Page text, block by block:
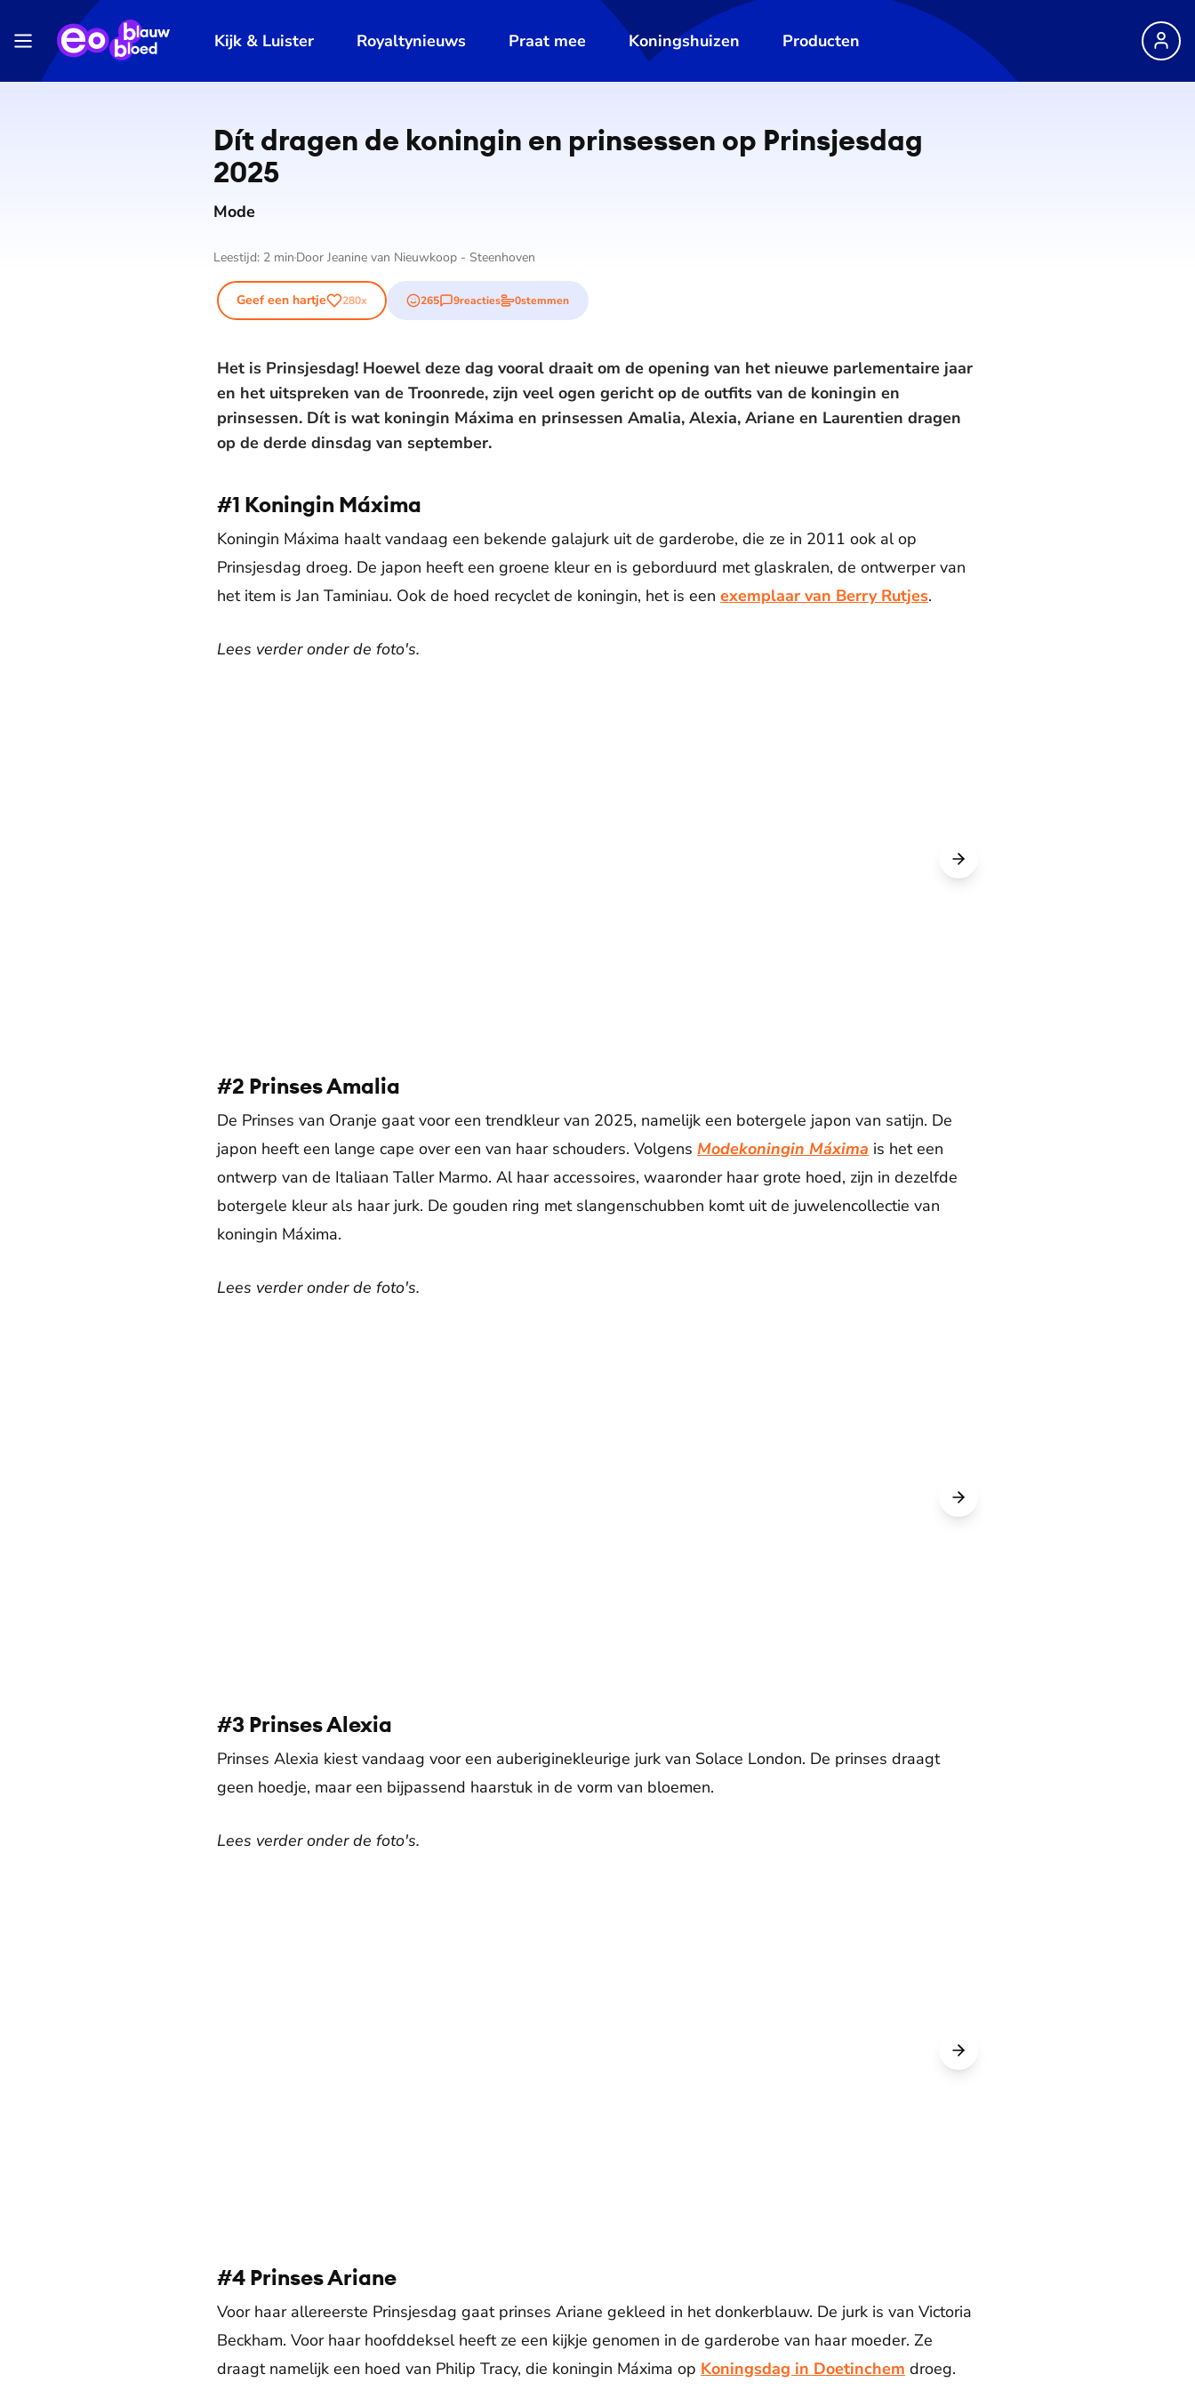
Kijk & Luister Royaltynieuws Praat mee Koningshuizen Producten
Dít dragen de koningin en prinsessen op Prinsjesdag
2025
Mode
Leestijd: 2 min Door Jeanine van Nieuwkoop - Steenhoven
Geef een hartje 280x 265
emojis9reacties 0stemmen
Het is Prinsjesdag! Hoewel deze dag vooral draait om de opening van het nieuwe parlementaire jaar
en het uitspreken van de Troonrede, zijn veel ogen gericht op de outfits van de koningin en
prinsessen. Dít is wat koningin Máxima en prinsessen Amalia, Alexia, Ariane en Laurentien dragen
op de derde dinsdag van september.
#1 Koningin Máxima
Koningin Máxima haalt vandaag een bekende galajurk uit de garderobe, die ze in 2011 ook al op
Prinsjesdag droeg. De japon heeft een groene kleur en is geborduurd met glaskralen, de ontwerper van
het item is Jan Taminiau. Ook de hoed recyclet de koningin, het is een exemplaar van Berry Rutjes.
Lees verder onder de foto's.
#2 Prinses Amalia
De Prinses van Oranje gaat voor een trendkleur van 2025, namelijk een botergele japon van satijn. De
japon heeft een lange cape over een van haar schouders. Volgens Modekoningin Máxima is het een
ontwerp van de Italiaan Taller Marmo. Al haar accessoires, waaronder haar grote hoed, zijn in dezelfde
botergele kleur als haar jurk. De gouden ring met slangenschubben komt uit de juwelencollectie van
koningin Máxima.
Lees verder onder de foto's.
#3 Prinses Alexia
Prinses Alexia kiest vandaag voor een auberiginekleurige jurk van Solace London. De prinses draagt
geen hoedje, maar een bijpassend haarstuk in de vorm van bloemen.
Lees verder onder de foto's.
#4 Prinses Ariane
Voor haar allereerste Prinsjesdag gaat prinses Ariane gekleed in het donkerblauw. De jurk is van Victoria
Beckham. Voor haar hoofddeksel heeft ze een kijkje genomen in de garderobe van haar moeder. Ze
draagt namelijk een hoed van Philip Tracy, die koningin Máxima op Koningsdag in Doetinchem droeg.